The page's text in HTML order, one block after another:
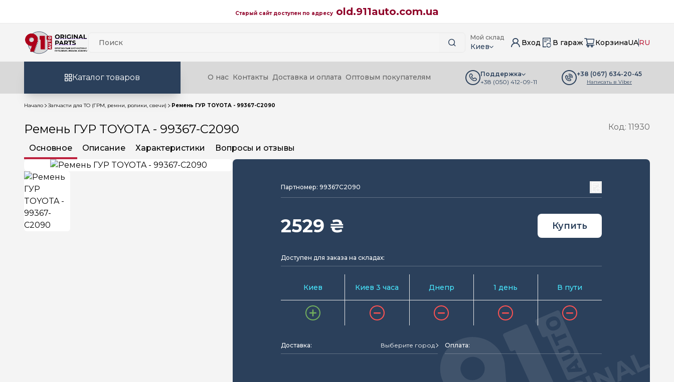
Старый сайт доступен по адресу old.911auto.com.ua
Мой склад
Киев Вход В гараж КорзинаUARU
Каталог товаров О нас Контакты Доставка и оплата Оптовым покупателям
Поддержка
+38 (050) 412-09-11
+38 (067) 634-20-45
Написать в Viber
Начало Запчасти для ТО (ГРМ, ремни, ролики, свечи) Ремень ГУР TOYOTA - 99367-C2090
Ремень ГУР TOYOTA - 99367-C2090 Код: 11930
Основное Описание Характеристики Вопросы и отзывы
Партномер: 99367C2090
2529 ₴ Купить
Доступен для заказа на складах:
Киев Киев 3 часа Днепр 1 день В пути
Доставка: Выберите город Оплата: